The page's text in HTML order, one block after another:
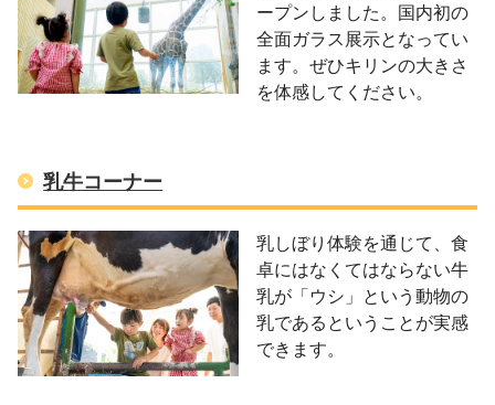
ープンしました。国内初の
全面ガラス展示となってい
ます。ぜひキリンの大きさ
を体感してください。
乳牛コーナー
乳しぼり体験を通じて、食
卓にはなくてはならない牛
乳が「ウシ」という動物の
乳であるということが実感
できます。